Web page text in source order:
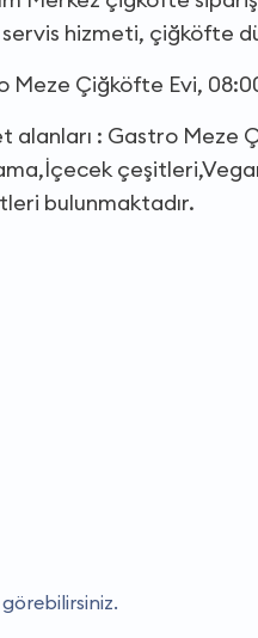
hizmeti, çiğköfte
Meze Çiğköfte Evi,
alanları : Gastro Meze
bulunmaktadır.
görebilirsiniz.